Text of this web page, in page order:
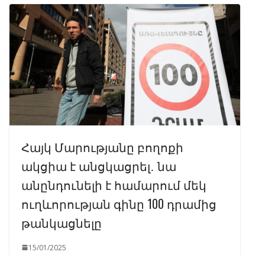
Հայկ Մարությանը բողոքի
ակցիա է անցկացրել․ նա
անընդունելի է համարում մեկ
ուղևորության գինը 100 դրամից
թանկացնելը
15/01/2025